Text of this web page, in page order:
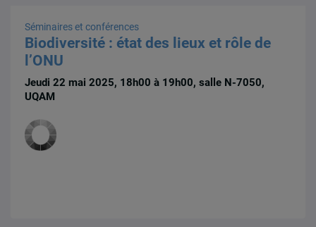
Séminaires et conférences
Biodiversité : état des lieux et rôle de
l’ONU
Jeudi 22 mai 2025, 18h00 à 19h00, salle N-7050,
UQAM